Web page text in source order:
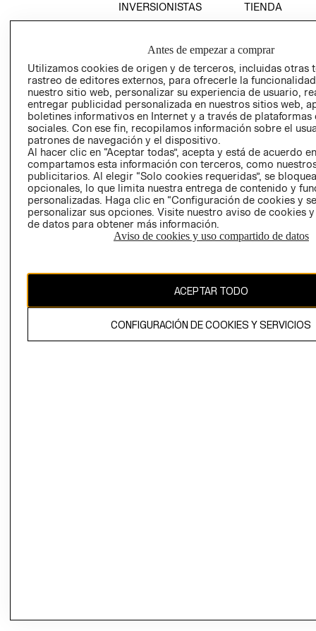
INVERSIONISTAS
TIENDA
PRIVACIDAD
GIFT CARD
AVISO DE
COOKIES
Uruguay ($U)
propiedad de H&M Hennes & Mauritz AB.
Antes de empezar a comprar
Utilizamos cookies de origen y de terceros, incluidas otras
rastreo de editores externos, para ofrecerle la
nuestro sitio web, personalizar su experiencia de usuario,
entregar publicidad personalizada en nuestros sitios web,
boletines informativos en Internet y a través de plataformas
sociales. Con ese fin, recopilamos información sobre el
patrones de navegación y el dispositivo.
Al hacer clic en “Aceptar todas”, acepta y está de acuerdo
compartamos esta información con terceros, como
publicitarios. Al elegir “Solo cookies requeridas”, se
opcionales, lo que limita nuestra entrega de contenido y
personalizadas. Haga clic en “Configuración de cookies y
personalizar sus opciones. Visite nuestro aviso de cookies
de datos para obtener más información.
Aviso de cookies y uso compartido de datos
ACEPTAR TODO
CONFIGURACIÓN DE COOKIES Y SERVICIOS